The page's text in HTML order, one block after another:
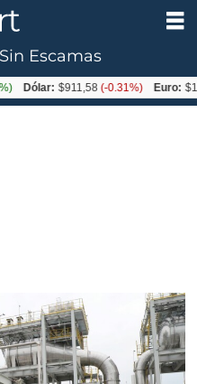
Sin Escamas
Dólar: $911,58 (-0.31%) Euro: